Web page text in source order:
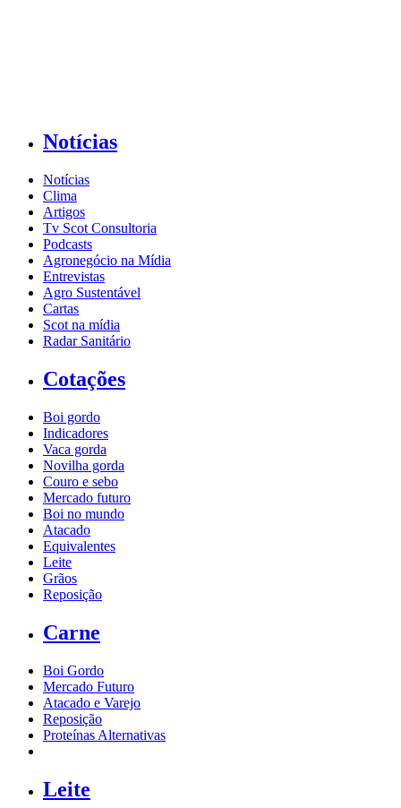
Notícias
Notícias
Clima
Artigos
Tv Scot Consultoria
Podcasts
Agronegócio na Mídia
Entrevistas
Agro Sustentável
Cartas
Scot na mídia
Radar Sanitário
Cotações
Boi gordo
Indicadores
Vaca gorda
Novilha gorda
Couro e sebo
Mercado futuro
Boi no mundo
Atacado
Equivalentes
Leite
Grãos
Reposição
Carne
Boi Gordo
Mercado Futuro
Atacado e Varejo
Reposição
Proteínas Alternativas
Leite